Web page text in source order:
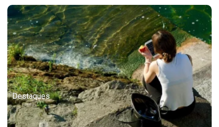
Destaques